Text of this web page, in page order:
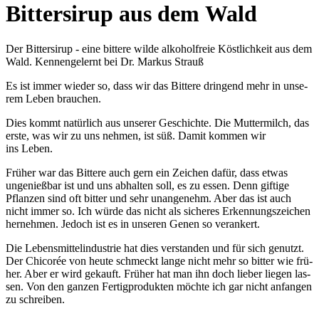
Bittersirup aus dem Wald
Der Bittersirup - eine bittere wilde alkoholfreie Köstlichkeit aus dem
Wald. Kennengelernt bei Dr. Markus Strauß
Es ist immer wie­der so, dass wir das Bit­te­re drin­gend mehr in unse­
rem Leben brauchen.
Dies kommt natür­lich aus unse­rer Geschich­te. Die Mut­ter­milch, das
ers­te, was wir zu uns neh­men, ist süß. Damit kom­men wir
ins Leben.
Frü­her war das Bit­te­re auch gern ein Zei­chen dafür, dass etwas
unge­nieß­bar ist und uns abhal­ten soll, es zu essen. Denn gif­ti­ge
Pflan­zen sind oft bit­ter und sehr unan­ge­nehm. Aber das ist auch
nicht immer so. Ich wür­de das nicht als siche­res Erken­nungs­zei­chen
her­neh­men. Jedoch ist es in unse­ren Genen so verankert.
Die Lebens­mit­tel­in­dus­trie hat dies ver­stan­den und für sich genutzt.
Der Chi­co­rée von heu­te schmeckt lan­ge nicht mehr so bit­ter wie frü­
her. Aber er wird gekauft. Frü­her hat man ihn doch lie­ber lie­gen las­
sen. Von den gan­zen Fer­tig­pro­duk­ten möch­te ich gar nicht anfan­gen
zu schreiben.